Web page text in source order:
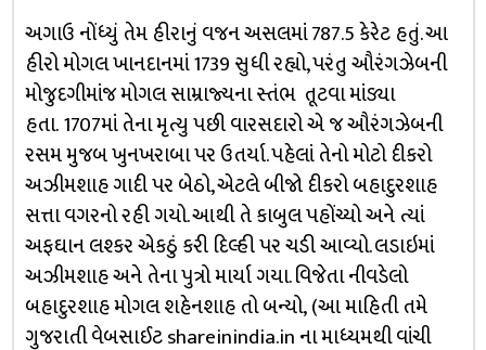
અગાઉ નોંધ્યું તેમ હીરાનું વજન અસલમાં 787.5 કેરેટ હતું. આ
હીરો મોગલ ખાનદાનમાં 1739 સુધી રહ્યો, પરંતુ ઔરંગઝેબની
મોજુદગીમાંજ મોગલ સામ્રાજ્યના સ્તંભ તૂટવા માંડ્યા
હતા. 1707માં તેના મૃત્યુ પછી વારસદારો એ જ ઔરંગઝેબની
રસમ મુજબ ખુનખરાબા પર ઉતર્યા. પહેલાં તેનો મોટો દીકરો
અઝીમશાહ ગાદી પર બેઠો, એટલે બીજો દીકરો બહાદુરશાહ
સત્તા વગરનો રહી ગયો. આથી તે કાબુલ પહોંચ્યો અને ત્યાં
અફઘાન લશ્કર એકઠું કરી દિલ્હી પર ચડી આવ્યો. લડાઇમાં
અઝીમશાહ અને તેના પુત્રો માર્યા ગયા. વિજેતા નીવડેલો
બહાદુરશાહ મોગલ શહેનશાહ તો બન્યો, (આ માહિતી તમે
ગુજરાતી વેબસાઈટ shareinindia.in ના માધ્યમથી વાંચી